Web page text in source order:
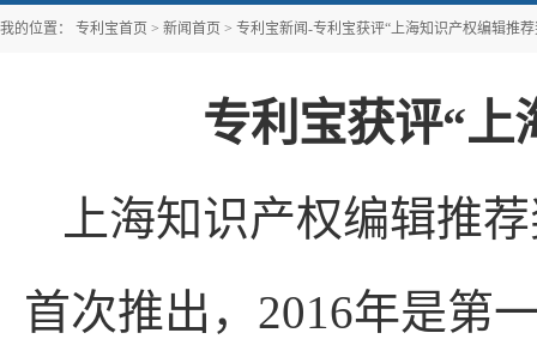
我的位置： 专利宝首页 > 新闻首页 > 专利宝新闻-专利宝获评“上海知识产权编辑推荐
专利宝获评“上
上海知识产权编辑推
首次推出，2016年是第